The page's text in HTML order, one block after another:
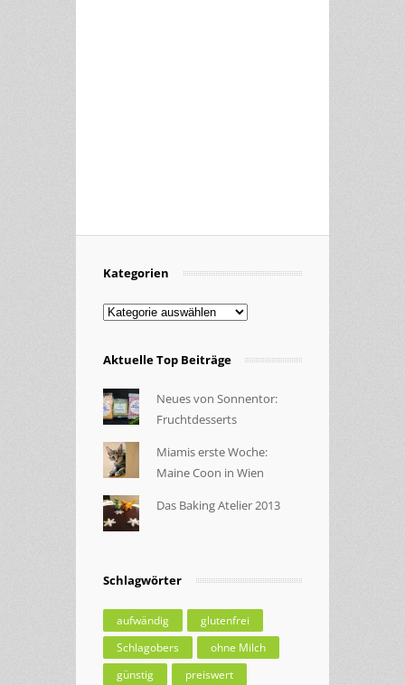
Kategorien
Kategorien
Aktuelle Top Beiträge
Neues von Sonnentor:
Fruchtdesserts
Miamis erste Woche:
Maine Coon in Wien
Das Baking Atelier 2013
Schlagwörter
aufwändig
glutenfrei
Schlagobers
ohne Milch
günstig
preiswert